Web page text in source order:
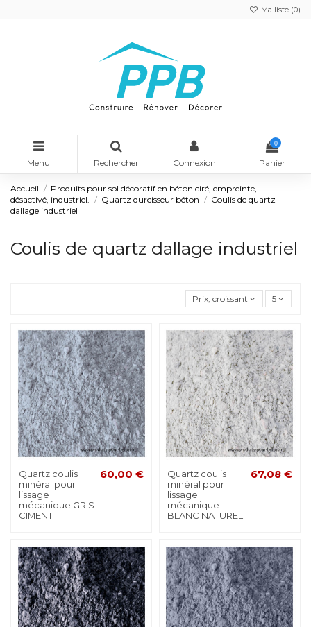
Ma liste (0)
Menu Rechercher Connexion
0
Panier
Accueil
Produits pour sol décoratif en béton ciré, empreinte,
désactivé, industriel.
Quartz durcisseur béton
Coulis de quartz
dallage industriel
Coulis de quartz dallage industriel
Prix, croissant 5
Quartz coulis
minéral pour
lissage
mécanique GRIS
CIMENT
60,00 €
Quartz coulis
minéral pour
lissage
mécanique
BLANC NATUREL
67,08 €